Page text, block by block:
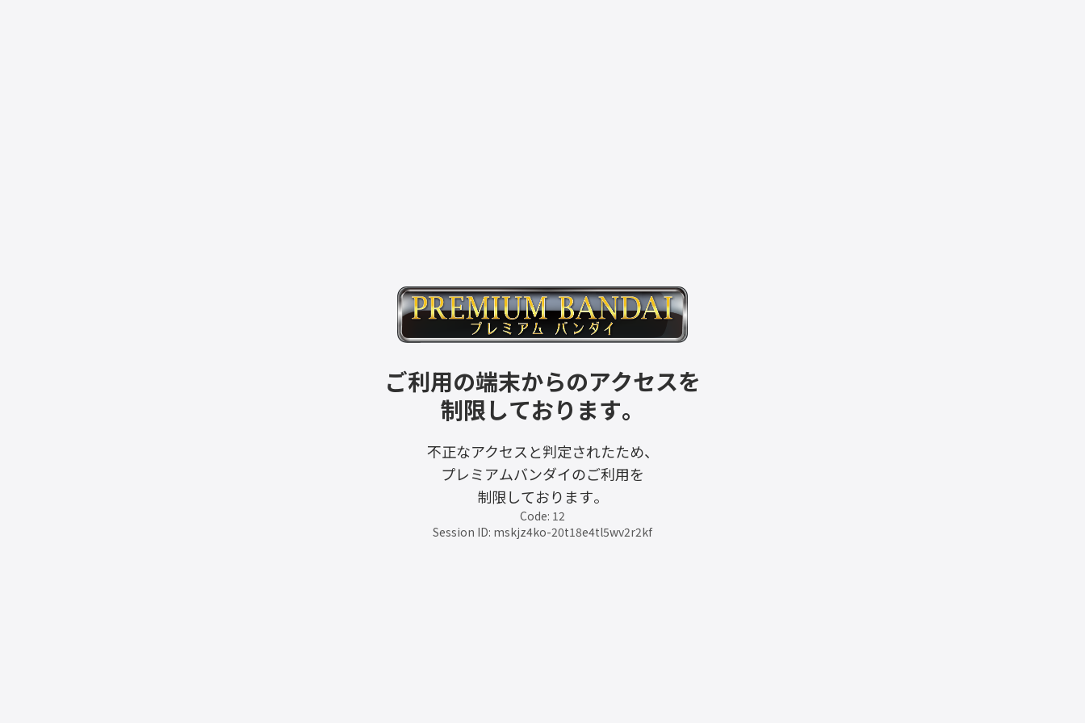
ご利用の端末からのアクセスを
制限しております。
不正なアクセスと判定されたため、
プレミアムバンダイのご利用を
制限しております。
Code: 12
Session ID: mskjz4ko-20t18e4tl5wv2r2kf